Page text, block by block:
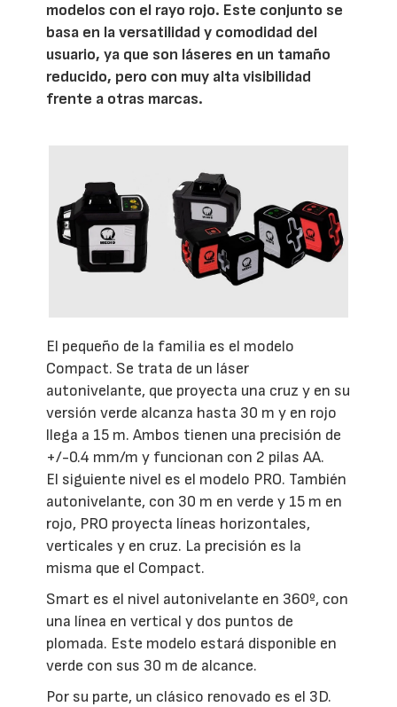
modelos con el rayo rojo. Este conjunto se
basa en la versatilidad y comodidad del
usuario, ya que son láseres en un tamaño
reducido, pero con muy alta visibilidad
frente a otras marcas.
El pequeño de la familia es el modelo
Compact. Se trata de un láser
autonivelante, que proyecta una cruz y en su
versión verde alcanza hasta 30 m y en rojo
llega a 15 m. Ambos tienen una precisión de
+/-0.4 mm/m y funcionan con 2 pilas AA.
El siguiente nivel es el modelo PRO. También
autonivelante, con 30 m en verde y 15 m en
rojo, PRO proyecta líneas horizontales,
verticales y en cruz. La precisión es la
misma que el Compact.
Smart es el nivel autonivelante en 360º, con
una línea en vertical y dos puntos de
plomada. Este modelo estará disponible en
verde con sus 30 m de alcance.
Por su parte, un clásico renovado es el 3D.